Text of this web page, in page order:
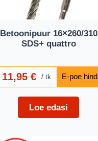
Betoonipuur 16×260/310
SDS+ quattro
11,95 € tk
Loe edasi